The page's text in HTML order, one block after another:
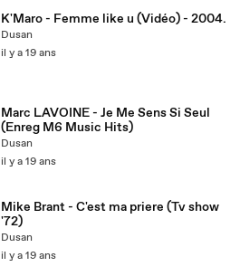
K'Maro - Femme like u (Vidéo) - 2004.
Dusan
il y a 19 ans
Marc LAVOINE - Je Me Sens Si Seul
(Enreg M6 Music Hits)
Dusan
il y a 19 ans
Mike Brant - C'est ma priere (Tv show
'72)
Dusan
il y a 19 ans